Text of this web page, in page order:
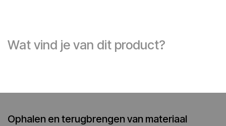
Wat vind je van dit product?
Ophalen en terugbrengen van materiaal